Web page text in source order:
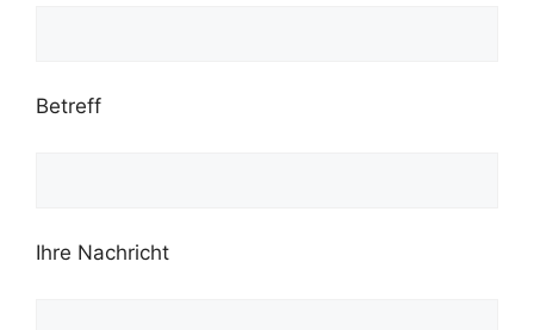
Betreff
Ihre Nachricht